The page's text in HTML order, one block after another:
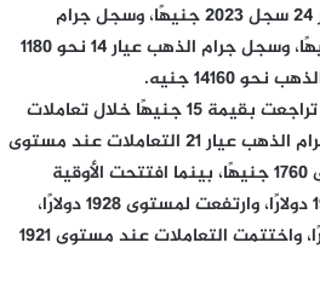
وأضاف، أن جرام الذهب عيار 24 سجل 2023 جنيهًا، وسجل جرام
الذهب عيار 18 نحو 1517 جنيهًا، وسجل جرام الذهب عيار 14 نحو 1180
14160 جنيه.
ولفت، إلى أن أسعار الذهب تراجعت بقيمة 15 جنيهًا خلال تعاملات
أمس الاثنين، حيث افتتح جرام الذهب عيار 21 التعاملات عند مستوى
1775 جنيهًا، وتراجع لمستوى 1760 جنيهًا، بينما افتتحت الأوقية
التعاملات عند مستوى 1924 دولارًا، وارتفعت لمستوى 1928 دولارًا،
وتراجعت لمستوى 1917 دولارًا، واختتمت التعاملات عند مستوى 1921